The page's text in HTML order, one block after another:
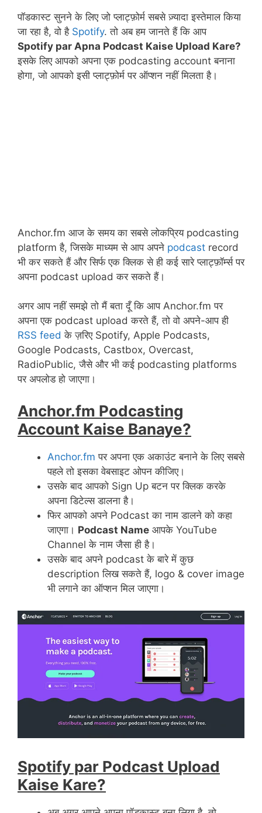
पॉडकास्ट सुनने के लिए जो प्लाट्फ़ोर्म सबसे ज़्यादा इस्तेमाल किया
जा रहा है, वो है Spotify. तो अब हम जानते हैं कि आप
Spotify par Apna Podcast Kaise Upload Kare?
इसके लिए आपको अपना एक podcasting account बनाना
होगा, जो आपको इसी प्लाट्फ़ोर्म पर ऑप्शन नहीं मिलता है।
Anchor.fm आज के समय का सबसे लोकप्रिय podcasting
platform है, जिसके माध्यम से आप अपने podcast record
भी कर सकते हैं और सिर्फ एक क्लिक से ही कई सारे प्लाट्फ़ॉर्म्स पर
अपना podcast upload कर सकते हैं।
अगर आप नहीं समझे तो मैं बता दूँ कि आप Anchor.fm पर
अपना एक podcast upload करते हैं, तो वो अपने-आप ही
RSS feed के ज़रिए Spotify, Apple Podcasts,
Google Podcasts, Castbox, Overcast,
RadioPublic, जैसे और भी कई podcasting platforms
पर अपलोड हो जाएगा।
Anchor.fm Podcasting
Account Kaise Banaye?
Anchor.fm पर अपना एक अकाउंट बनाने के लिए सबसे
पहले तो इसका वेबसाइट ओपन कीजिए।
उसके बाद आपको Sign Up बटन पर क्लिक करके
अपना डिटेल्स डालना है।
फिर आपको अपने Podcast का नाम डालने को कहा
जाएगा। Podcast Name आपके YouTube
Channel के नाम जैसा ही है।
उसके बाद अपने podcast के बारे में कुछ
description लिख सकते हैं, logo & cover image
भी लगाने का ऑप्शन मिल जाएगा।
Spotify par Podcast Upload
Kaise Kare?